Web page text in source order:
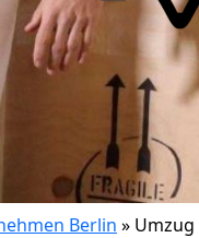
Berlin »